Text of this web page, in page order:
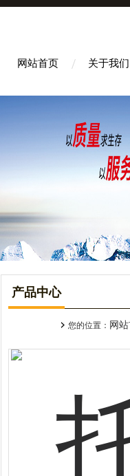
网站首页 关于我们
产品中心
您的位置： 网